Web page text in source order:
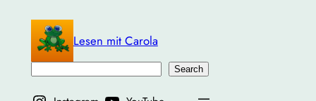
springen
Lesen mit Carola
Search